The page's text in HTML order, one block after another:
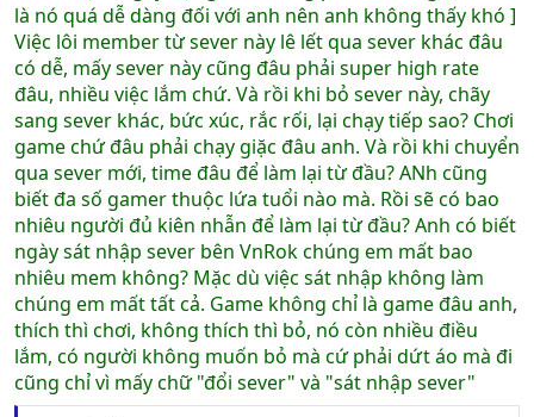
là nó quá dễ dàng đối với anh nên anh không thấy khó ]
Việc lôi member từ sever này lê lết qua sever khác đâu
có dễ, mấy sever này cũng đâu phải super high rate
đâu, nhiều việc lắm chứ. Và rồi khi bỏ sever này, chãy
sang sever khác, bức xúc, rắc rối, lại chạy tiếp sao? Chơi
game chứ đâu phải chạy giặc đâu anh. Và rồi khi chuyển
qua sever mới, time đâu để làm lại từ đầu? ANh cũng
biết đa số gamer thuộc lứa tuổi nào mà. Rồi sẽ có bao
nhiêu người đủ kiên nhẫn để làm lại từ đầu? Anh có biết
ngày sát nhập sever bên VnRok chúng em mất bao
nhiêu mem không? Mặc dù việc sát nhập không làm
chúng em mất tất cả. Game không chỉ là game đâu anh,
thích thì chơi, không thích thì bỏ, nó còn nhiều điều
lắm, có người không muốn bỏ mà cứ phải dứt áo mà đi
cũng chỉ vì mấy chữ "đổi sever" và "sát nhập sever"